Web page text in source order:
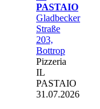
PASTAIO
Gladbecker
Straße
203,
Bottrop
Pizzeria
IL
PASTAIO
31.07.2026